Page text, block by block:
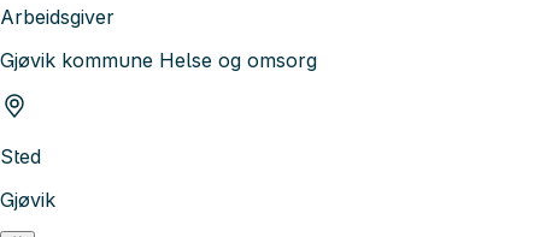
Arbeidsgiver
Gjøvik kommune Helse og omsorg
Sted
Gjøvik